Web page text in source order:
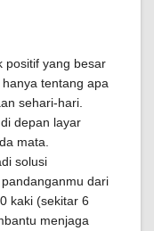
positif yang besar
tentang apa
sehari-hari.
depan layar
mata.
solusi
dari
kaki (sekitar 6
menjaga